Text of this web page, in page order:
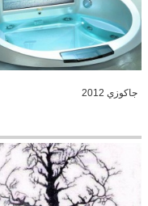
جاكوزي 2012